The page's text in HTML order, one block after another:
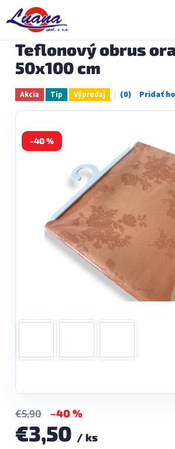
obsah
Teflonový obrus
50x100 cm
Akcia Tip Výpredaj
Priemerné
hodnotenie
5
hviezdičiek.
–40 %
€5,90 –40 %
€3,50 / ks